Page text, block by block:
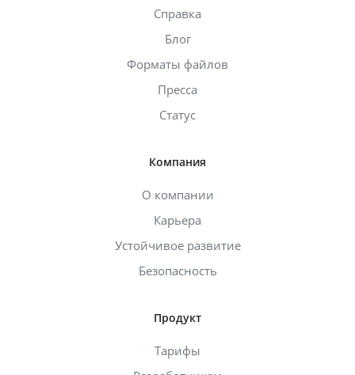
Справка
Блог
Форматы файлов
Пресса
Статус
Компания
О компании
Карьера
Устойчивое развитие
Безопасность
Продукт
Тарифы